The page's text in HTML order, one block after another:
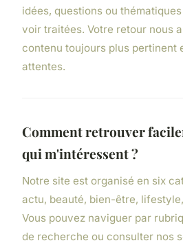
idées, questions ou
voir traitées. Votre retour nous
contenu toujours plus pertinent
attentes.
Comment retrouver
qui m'intéressent ?
Notre site est organisé en six
actu, beauté, bien-être,
Vous pouvez naviguer par
de recherche ou consulter nos